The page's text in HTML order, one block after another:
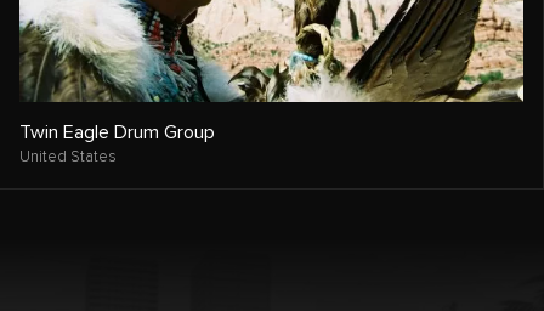
Twin Eagle Drum Group
United States